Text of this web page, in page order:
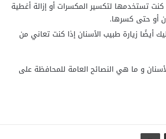
تستخدمها لتكسير المكسرات أو إزالة أغطية
أو حتى كسرها.
أيضًا زيارة طبيب الأسنان إذا كنت تعاني من
و ما هي النصائح العامة للمحافظة على
مشاركة عبر البريد طباعة